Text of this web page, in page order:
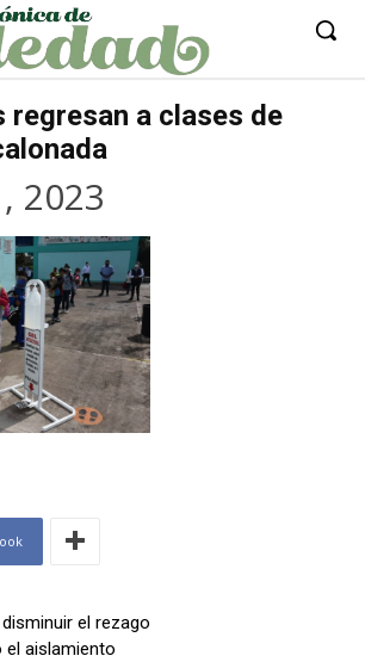
regresan a clases de
2023
el rezago
el aislamiento